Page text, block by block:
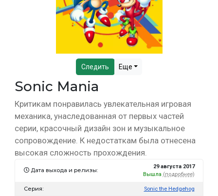
Следить Еще
Sonic Mania
Критикам понравилась увлекательная игровая
механика, унаследованная от первых частей
серии, красочный дизайн зон и музыкальное
сопровождение. К недостаткам была отнесена
высокая сложность прохождения.
Дата выхода и релизы:
29 августа 2017
Вышла (подробнее)
Серия: Sonic the Hedgehog